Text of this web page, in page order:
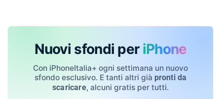
Nuovi sfondi per iPhone
Con iPhoneItalia+ ogni settimana un nuovo
sfondo esclusivo. E tanti altri già pronti da
scaricare, alcuni gratis per tutti.